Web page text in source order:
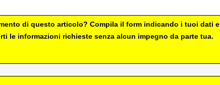
di questo articolo? Compila il form indicando i tuoi dati e
le informazioni richieste senza alcun impegno da parte tua.